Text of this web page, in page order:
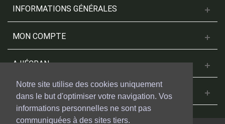
Notre site utilise des cookies uniquement
dans le but d'optimiser votre navigation. Vos
informations personnelles ne sont pas
communiquées à des sites tiers.
INFORMATIONS GÉNÉRALES
MON COMPTE
A L'ÉCRAN
NOUS CONTACTER